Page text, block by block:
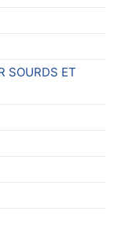
SOURDS ET